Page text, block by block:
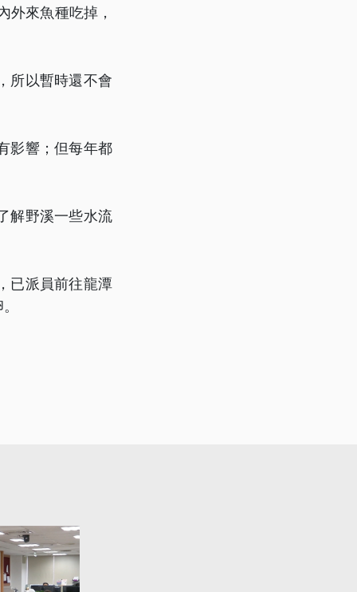
外來魚種吃掉，
所以暫時還不會
影響；但每年都
解野溪一些水流
已派員前往龍潭